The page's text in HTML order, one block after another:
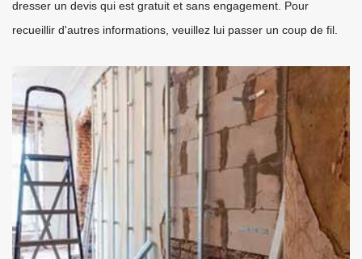
dresser un devis qui est gratuit et sans engagement. Pour
recueillir d'autres informations, veuillez lui passer un coup de fil.